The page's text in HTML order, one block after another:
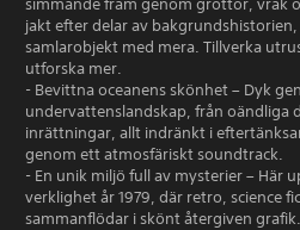
simmande fram genom grottor, vrak
jakt efter delar av
samlarobjekt med mera. Tillverka
utforska mer.
- Bevittna oceanens skönhet – Dyk
undervattenslandskap, från oändliga
inrättningar, allt indränkt i
genom ett atmosfäriskt soundtrack.
- En unik miljö full av mysterier – Här
verklighet år 1979, där retro, science
sammanflödar i skönt återgiven grafik.